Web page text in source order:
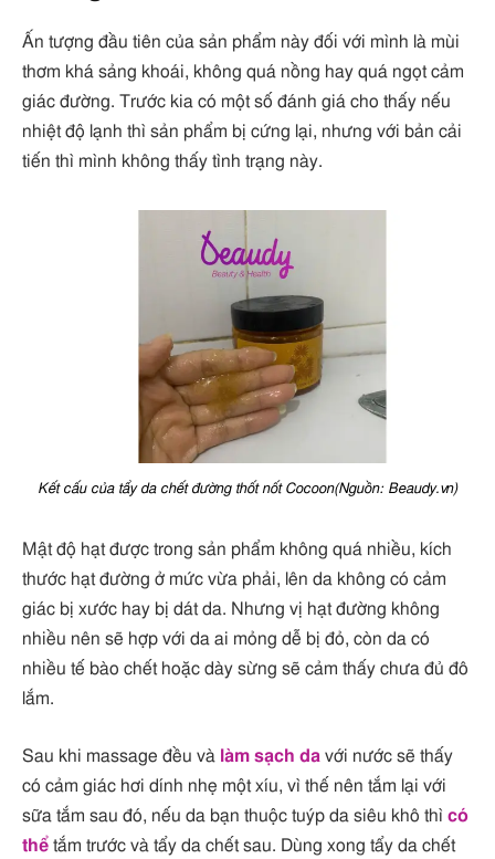
Ấn tượng đầu tiên của sản phẩm này đối với mình là mùi
thơm khá sảng khoái, không quá nồng hay quá ngọt cảm
giác đường. Trước kia có một số đánh giá cho thấy nếu
nhiệt độ lạnh thì sản phẩm bị cứng lại, nhưng với bản cải
tiến thì mình không thấy tình trạng này.
Kết cấu của tẩy da chết đường thốt nốt Cocoon(Nguồn: Beaudy.vn)
Mật độ hạt được trong sản phẩm không quá nhiều, kích
thước hạt đường ở mức vừa phải, lên da không có cảm
giác bị xước hay bị dát da. Nhưng vị hạt đường không
nhiều nên sẽ hợp với da ai mỏng dễ bị đỏ, còn da có
nhiều tế bào chết hoặc dày sừng sẽ cảm thấy chưa đủ đô
lắm.
Sau khi massage đều và làm sạch da với nước sẽ thấy
có cảm giác hơi dính nhẹ một xíu, vì thế nên tắm lại với
sữa tắm sau đó, nếu da bạn thuộc tuýp da siêu khô thì có
thể tắm trước và tẩy da chết sau. Dùng xong tẩy da chết